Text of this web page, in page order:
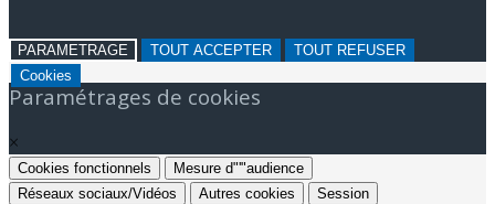
PARAMETRAGE TOUT ACCEPTER
TOUT REFUSER
Cookies
Paramétrages de cookies
×
Cookies fonctionnels
Mesure d"'"audience
Réseaux sociaux/Vidéos
Autres cookies Session